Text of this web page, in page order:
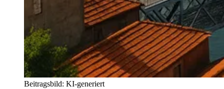
Beitragsbild: KI-generiert